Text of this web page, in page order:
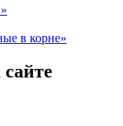
в корне»